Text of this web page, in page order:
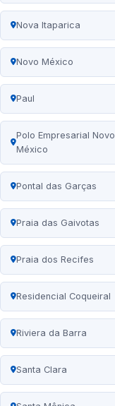
Nova Itaparica
Novo México
Paul
Polo Empresarial Novo
México
Pontal das Garças
Praia das Gaivotas
Praia dos Recifes
Residencial Coqueiral
Riviera da Barra
Santa Clara